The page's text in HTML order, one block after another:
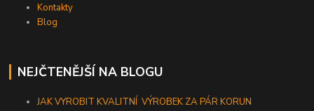
Kontakty
Blog
NEJČTENĚJŠÍ NA BLOGU
JAK VYROBIT KVALITNÍ VÝROBEK ZA PÁR KORUN